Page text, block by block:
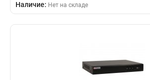
Наличие: Нет на складе